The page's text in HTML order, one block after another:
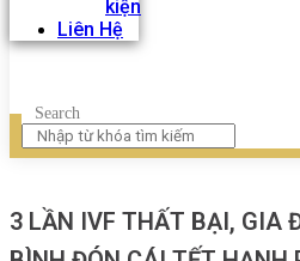
kiện
Liên Hệ
Search
3 LẦN IVF THẤT BẠI, GIA